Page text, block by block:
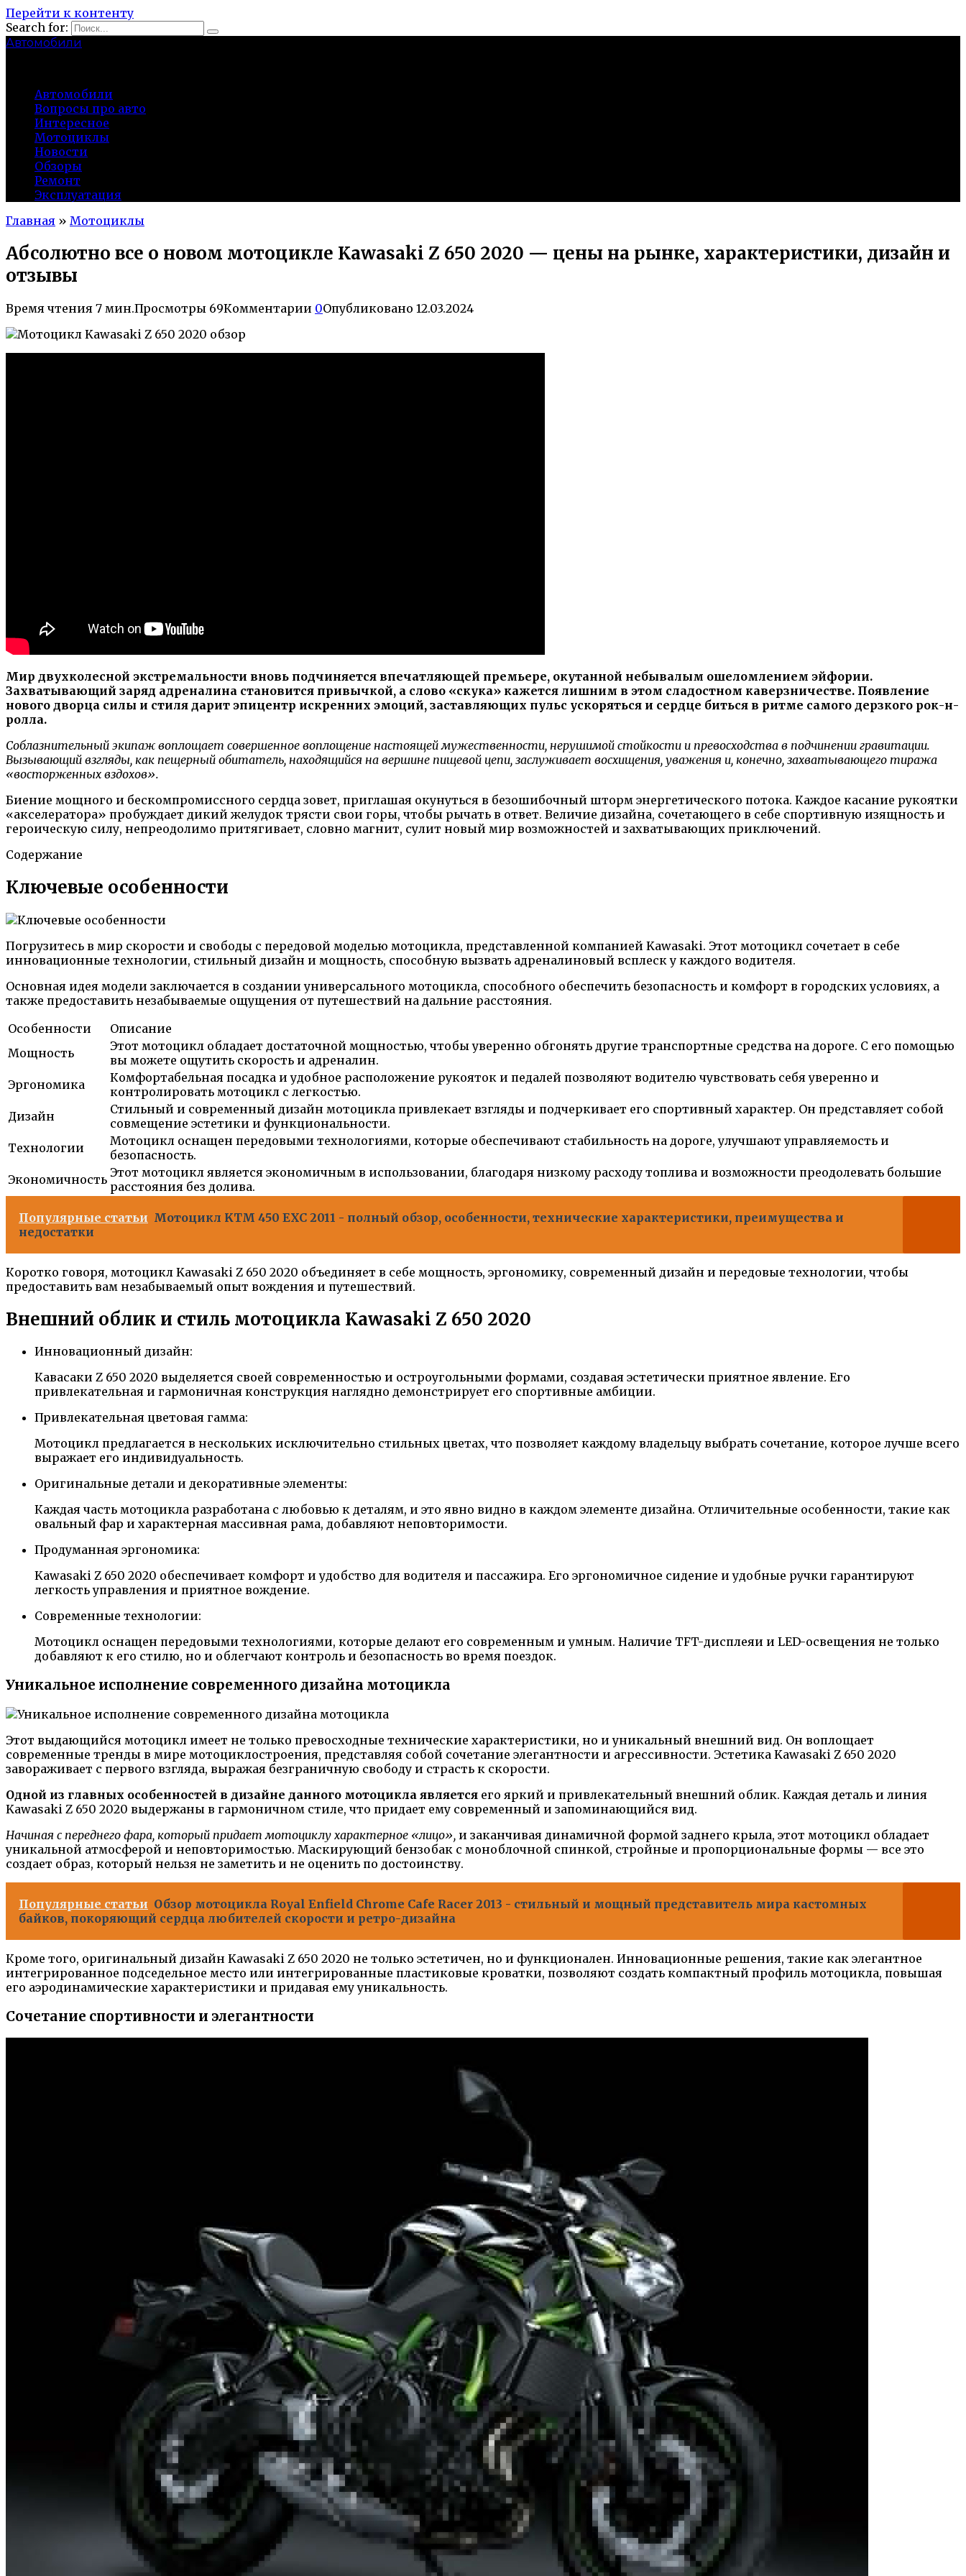
Перейти к контенту
Search for:
Автомобили
Автомобили
Вопросы про авто
Интересное
Мотоциклы
Новости
Обзоры
Ремонт
Эксплуатация
Главная » Мотоциклы
Абсолютно все о новом мотоцикле Kawasaki Z 650 2020 — цены на рынке, характеристики, дизайн и
отзывы
Время чтения 7 мин.Просмотры 69Комментарии 0Опубликовано 12.03.2024
Мир двухколесной экстремальности вновь подчиняется впечатляющей премьере, окутанной небывалым ошеломлением эйфории.
Захватывающий заряд адреналина становится привычкой, а слово «скука» кажется лишним в этом сладостном каверзничестве. Появление
нового дворца силы и стиля дарит эпицентр искренних эмоций, заставляющих пульс ускоряться и сердце биться в ритме самого дерзкого рок-н-
ролла.
Соблазнительный экипаж воплощает совершенное воплощение настоящей мужественности, нерушимой стойкости и превосходства в подчинении гравитации.
Вызывающий взгляды, как пещерный обитатель, находящийся на вершине пищевой цепи, заслуживает восхищения, уважения и, конечно, захватывающего тиража
«восторженных вздохов».
Биение мощного и бескомпромиссного сердца зовет, приглашая окунуться в безошибочный шторм энергетического потока. Каждое касание рукоятки
«акселератора» пробуждает дикий желудок трясти свои горы, чтобы рычать в ответ. Величие дизайна, сочетающего в себе спортивную изящность и
героическую силу, непреодолимо притягивает, словно магнит, сулит новый мир возможностей и захватывающих приключений.
Содержание
Ключевые особенности
Погрузитесь в мир скорости и свободы с передовой моделью мотоцикла, представленной компанией Kawasaki. Этот мотоцикл сочетает в себе
инновационные технологии, стильный дизайн и мощность, способную вызвать адреналиновый всплеск у каждого водителя.
Основная идея модели заключается в создании универсального мотоцикла, способного обеспечить безопасность и комфорт в городских условиях, а
также предоставить незабываемые ощущения от путешествий на дальние расстояния.
Особенности
Описание
Мощность
Этот мотоцикл обладает достаточной мощностью, чтобы уверенно обгонять другие транспортные средства на дороге. С его помощью
вы можете ощутить скорость и адреналин.
Эргономика
Комфортабельная посадка и удобное расположение рукояток и педалей позволяют водителю чувствовать себя уверенно и
контролировать мотоцикл с легкостью.
Дизайн
Стильный и современный дизайн мотоцикла привлекает взгляды и подчеркивает его спортивный характер. Он представляет собой
совмещение эстетики и функциональности.
Технологии
Мотоцикл оснащен передовыми технологиями, которые обеспечивают стабильность на дороге, улучшают управляемость и
безопасность.
Экономичность Этот мотоцикл является экономичным в использовании, благодаря низкому расходу топлива и возможности преодолевать большие
расстояния без долива.
Популярные статьи Мотоцикл KTM 450 EXC 2011 - полный обзор, особенности, технические характеристики, преимущества и
недостатки
Коротко говоря, мотоцикл Kawasaki Z 650 2020 объединяет в себе мощность, эргономику, современный дизайн и передовые технологии, чтобы
предоставить вам незабываемый опыт вождения и путешествий.
Внешний облик и стиль мотоцикла Kawasaki Z 650 2020
Инновационный дизайн:
Кавасаки Z 650 2020 выделяется своей современностью и остроугольными формами, создавая эстетически приятное явление. Его
привлекательная и гармоничная конструкция наглядно демонстрирует его спортивные амбиции.
Привлекательная цветовая гамма:
Мотоцикл предлагается в нескольких исключительно стильных цветах, что позволяет каждому владельцу выбрать сочетание, которое лучше всего
выражает его индивидуальность.
Оригинальные детали и декоративные элементы:
Каждая часть мотоцикла разработана с любовью к деталям, и это явно видно в каждом элементе дизайна. Отличительные особенности, такие как
овальный фар и характерная массивная рама, добавляют неповторимости.
Продуманная эргономика:
Kawasaki Z 650 2020 обеспечивает комфорт и удобство для водителя и пассажира. Его эргономичное сидение и удобные ручки гарантируют
легкость управления и приятное вождение.
Современные технологии:
Мотоцикл оснащен передовыми технологиями, которые делают его современным и умным. Наличие TFT-дисплеяи и LED-освещения не только
добавляют к его стилю, но и облегчают контроль и безопасность во время поездок.
Уникальное исполнение современного дизайна мотоцикла
Этот выдающийся мотоцикл имеет не только превосходные технические характеристики, но и уникальный внешний вид. Он воплощает
современные тренды в мире мотоциклостроения, представляя собой сочетание элегантности и агрессивности. Эстетика Kawasaki Z 650 2020
завораживает с первого взгляда, выражая безграничную свободу и страсть к скорости.
Одной из главных особенностей в дизайне данного мотоцикла является его яркий и привлекательный внешний облик. Каждая деталь и линия
Kawasaki Z 650 2020 выдержаны в гармоничном стиле, что придает ему современный и запоминающийся вид.
Начиная с переднего фара, который придает мотоциклу характерное «лицо», и заканчивая динамичной формой заднего крыла, этот мотоцикл обладает
уникальной атмосферой и неповторимостью. Маскирующий бензобак с моноблочной спинкой, стройные и пропорциональные формы — все это
создает образ, который нельзя не заметить и не оценить по достоинству.
Популярные статьи Обзор мотоцикла Royal Enfield Chrome Cafe Racer 2013 - стильный и мощный представитель мира кастомных
байков, покоряющий сердца любителей скорости и ретро-дизайна
Кроме того, оригинальный дизайн Kawasaki Z 650 2020 не только эстетичен, но и функционален. Инновационные решения, такие как элегантное
интегрированное подседельное место или интегрированные пластиковые кроватки, позволяют создать компактный профиль мотоцикла, повышая
его аэродинамические характеристики и придавая ему уникальность.
Сочетание спортивности и элегантности